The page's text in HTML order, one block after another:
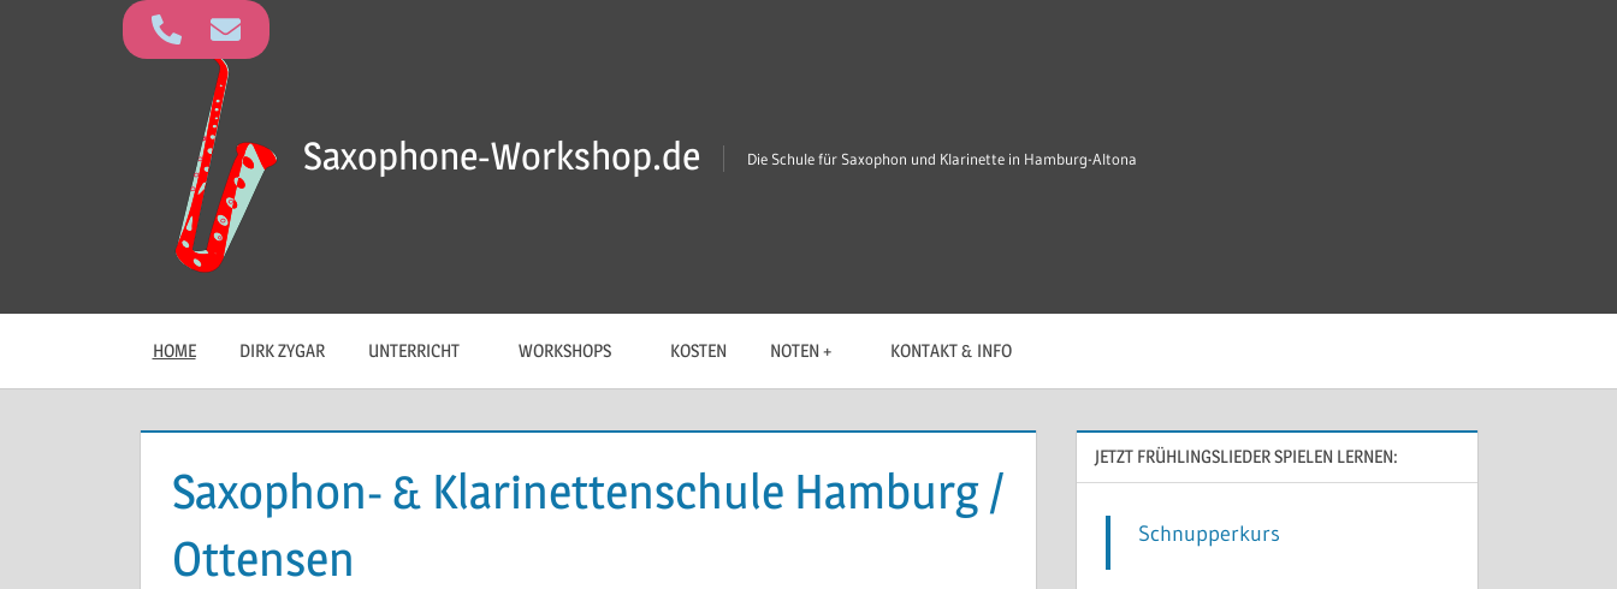
Saxophone-Workshop.de Die Schule für Saxophon und Klarinette in Hamburg-Altona
HOME DIRK ZYGAR UNTERRICHT WORKSHOPS KOSTEN NOTEN + KONTAKT & INFO
Saxophon- & Klarinettenschule Hamburg /
Ottensen
JETZT FRÜHLINGSLIEDER SPIELEN LERNEN:
Schnupperkurs